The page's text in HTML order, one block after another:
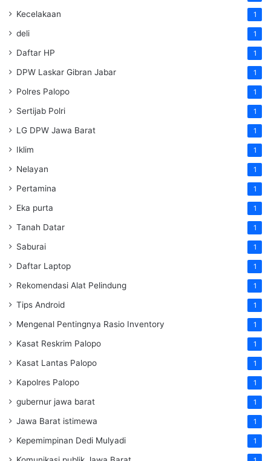
Kecelakaan 1
deli 1
Daftar HP 1
DPW Laskar Gibran Jabar 1
Polres Palopo 1
Sertijab Polri 1
LG DPW Jawa Barat 1
Iklim 1
Nelayan 1
Pertamina 1
Eka purta 1
Tanah Datar 1
Saburai 1
Daftar Laptop 1
Rekomendasi Alat Pelindung 1
Tips Android 1
Mengenal Pentingnya Rasio Inventory 1
Kasat Reskrim Palopo 1
Kasat Lantas Palopo 1
Kapolres Palopo 1
gubernur jawa barat 1
Jawa Barat istimewa 1
Kepemimpinan Dedi Mulyadi 1